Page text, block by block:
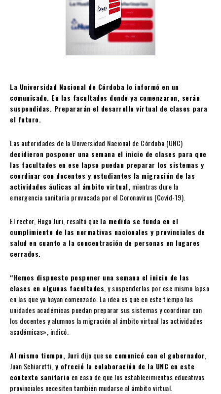
La Universidad Nacional de Córdoba lo informó en un
comunicado. En las facultades donde ya comenzaron, serán
suspendidas. Prepararán el desarrollo virtual de clases para
el futuro.
Las autoridades de la Universidad Nacional de Córdoba (UNC)
decidieron posponer una semana el inicio de clases para que
las facultades en ese lapso puedan preparar los sistemas y
coordinar con docentes y estudiantes la migración de las
actividades áulicas al ámbito virtual, mientras dure la
emergencia sanitaria provocada por el Coronavirus (Covid-19).
El rector, Hugo Juri, resaltó que la medida se funda en el
cumplimiento de las normativas nacionales y provinciales de
salud en cuanto a la concentración de personas en lugares
cerrados.
“Hemos dispuesto posponer una semana el inicio de las
clases en algunas facultades, y suspenderlas por ese mismo lapso
en las que ya hayan comenzado. La idea es que en este tiempo las
unidades académicas puedan preparar sus sistemas y coordinar con
los docentes y alumnos la migración al ámbito virtual las actividades
académicas», indicó.
Al mismo tiempo, Juri dijo que se comunicó con el gobernador,
Juan Schiaretti,y ofreció la colaboración de la UNC en este
contexto sanitario en caso de que los establecimientos educativos
provinciales necesiten también mudarse al ámbito virtual.